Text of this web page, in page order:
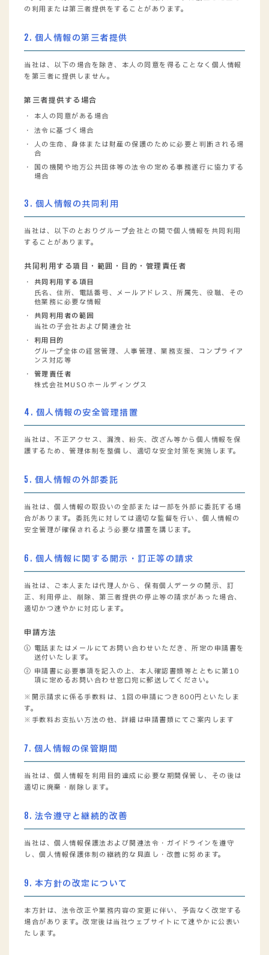
の利用または第三者提供をすることがあります。
2. 個人情報の第三者提供
当社は、以下の場合を除き、本人の同意を得ることなく個人情報
を第三者に提供しません。
第三者提供する場合
本人の同意がある場合
法令に基づく場合
人の生命、身体または財産の保護のために必要と判断される場
合
国の機関や地方公共団体等の法令の定める事務遂行に協力する
場合
3. 個人情報の共同利用
当社は、以下のとおりグループ会社との間で個人情報を共同利用
することがあります。
共同利用する項目・範囲・目的・管理責任者
共同利用する項目
氏名、住所、電話番号、メールアドレス、所属先、役職、その
他業務に必要な情報
共同利用者の範囲
当社の子会社および関連会社
利用目的
グループ全体の経営管理、人事管理、業務支援、コンプライア
ンス対応等
管理責任者
株式会社MUSOホールディングス
4. 個人情報の安全管理措置
当社は、不正アクセス、漏洩、紛失、改ざん等から個人情報を保
護するため、管理体制を整備し、適切な安全対策を実施します。
5. 個人情報の外部委託
当社は、個人情報の取扱いの全部または一部を外部に委託する場
合があります。委託先に対しては適切な監督を行い、個人情報の
安全管理が確保されるよう必要な措置を講じます。
6. 個人情報に関する開示・訂正等の請求
当社は、ご本人または代理人から、保有個人データの開示、訂
正、利用停止、削除、第三者提供の停止等の請求があった場合、
適切かつ速やかに対応します。
申請方法
電話またはメールにてお問い合わせいただき、所定の申請書を
送付いたします。
申請書に必要事項を記入の上、本人確認書類等とともに第10
項に定めるお問い合わせ窓口宛に郵送してください。
※開示請求に係る手数料は、1回の申請につき800円といたしま
す。
※手数料お支払い方法の他、詳細は申請書類にてご案内します
7. 個人情報の保管期間
当社は、個人情報を利用目的達成に必要な期間保管し、その後は
適切に廃棄・削除します。
8. 法令遵守と継続的改善
当社は、個人情報保護法および関連法令・ガイドラインを遵守
し、個人情報保護体制の継続的な見直し・改善に努めます。
9. 本方針の改定について
本方針は、法令改正や業務内容の変更に伴い、予告なく改定する
場合があります。改定後は当社ウェブサイトにて速やかに公表い
たします。